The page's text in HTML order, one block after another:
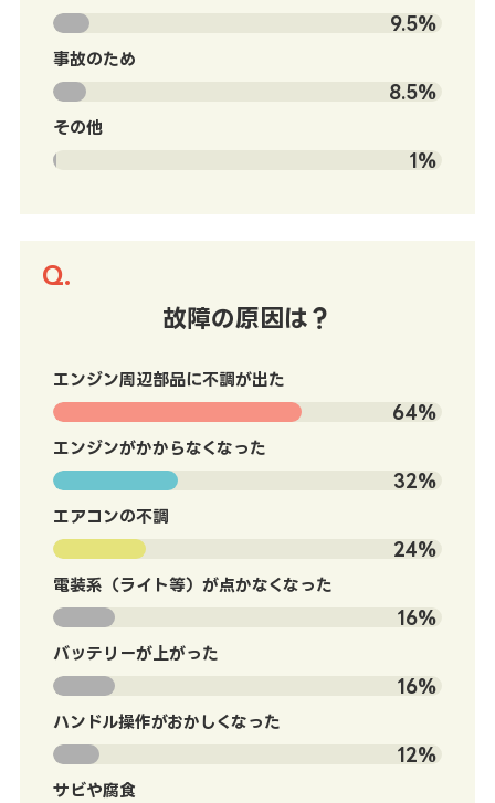
9.5%
事故のため
8.5%
その他
1%
故障の原因は？
エンジン周辺部品に不調が出た
64%
エンジンがかからなくなった
32%
エアコンの不調
24%
電装系（ライト等）が点かなくなった
16%
バッテリーが上がった
16%
ハンドル操作がおかしくなった
12%
サビや腐食